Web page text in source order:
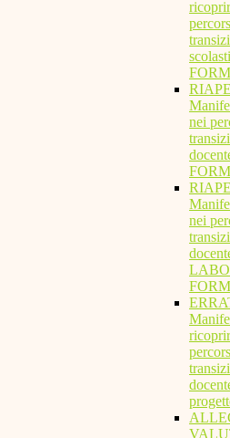
nei
nei